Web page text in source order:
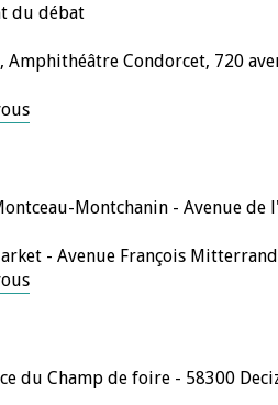
du débat
Condorcet, 720
Montchanin - Avenue de
- Avenue François
du Champ de foire - 58300